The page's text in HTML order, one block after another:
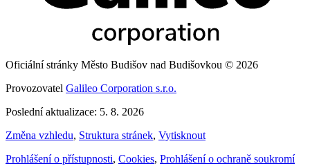
Oficiální stránky Město Budišov nad Budišovkou © 2026
Provozovatel Galileo Corporation s.r.o.
Poslední aktualizace: 5. 8. 2026
Změna vzhledu, Struktura stránek, Vytisknout
Prohlášení o přístupnosti, Cookies, Prohlášení o ochraně soukromí